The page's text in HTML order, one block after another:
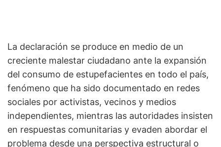
La declaración se produce en medio de un
creciente malestar ciudadano ante la expansión
del consumo de estupefacientes en todo el país,
fenómeno que ha sido documentado en redes
sociales por activistas, vecinos y medios
independientes, mientras las autoridades insisten
en respuestas comunitarias y evaden abordar el
problema desde una perspectiva estructural o